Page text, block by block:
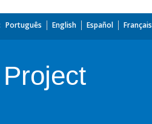
Português English Español Français